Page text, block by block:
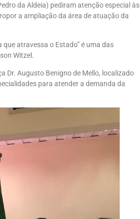
da Aldeia) pediram atenção especial às
a ampliação da área de atuação da
atravessa o Estado” é uma das
Witzel.
Dr. Augusto Benigno de Mello, localizado
para atender a demanda da